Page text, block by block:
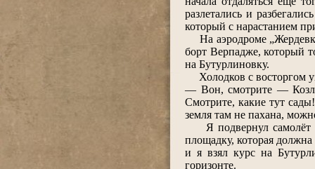
разлетались и
который с нарастанием
На аэродроме
борт Верпадже, который
на Бутурлиновку.
Холодков с восторгом
― Вон, смотрите ―
Смотрите, какие тут
земля там не пахана,
Я подвернул самолёт в
площадку, которая
и я взял курс на
горизонте.